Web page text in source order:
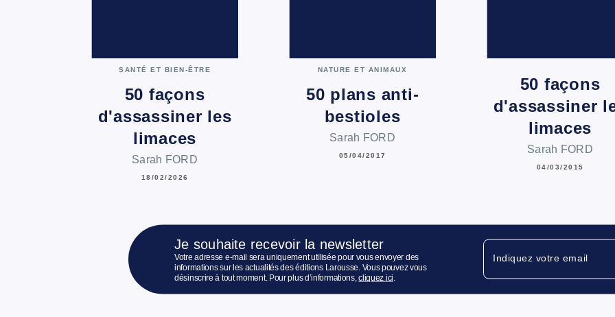
SANTÉ ET BIEN-ÊTRE
50 façons
d'assassiner les
limaces
Sarah FORD
18/02/2026
NATURE ET ANIMAUX
50 plans anti-
bestioles
Sarah FORD
05/04/2017
50 façons
d'assassiner
limaces
Sarah FORD
04/03/2015
Je souhaite recevoir la newsletter
Votre adresse e-mail sera uniquement utilisée pour vous envoyer des
informations sur les actualités des éditions Larousse. Vous pouvez vous
désinscrire à tout moment. Pour plus d’informations,cliquez ici
Indiquez votre email